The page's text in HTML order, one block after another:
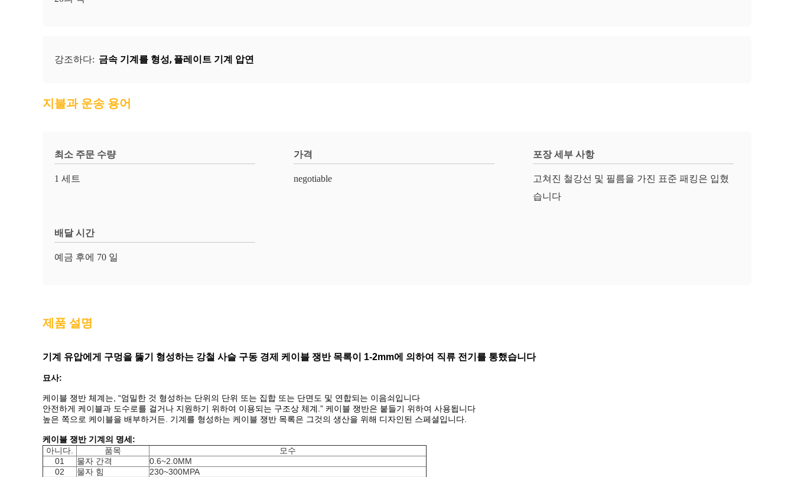
강조하다: 금속 기계를 형성, 플레이트 기계 압연
지불과 운송 용어
최소 주문 수량
1 세트
가격
negotiable
포장 세부 사항
고쳐진 철강선 및 필름을 가진 표준 패킹은 입혔
습니다
배달 시간
예금 후에 70 일
제품 설명
기계 유압에게 구멍을 뚫기 형성하는 강철 사슬 구동 경제 케이블 쟁반 목록이 1-2mm에 의하여 직류 전기를 통했습니다
묘사:
케이블 쟁반 체계는, “엄밀한 것 형성하는 단위의 단위 또는 집합 또는 단면도 및 연합되는 이음쇠입니다
안전하게 케이블과 도수로를 걸거나 지원하기 위하여 이용되는 구조상 체계.” 케이블 쟁반은 붙들기 위하여 사용됩니다
높은 쪽으로 케이블을 배부하거든. 기계를 형성하는 케이블 쟁반 목록은 그것의 생산을 위해 디자인된 스페셜입니다.
케이블 쟁반 기계의 명세:
아니다.
품목
모수
01
물자 간격
0.6~2.0MM
02
물자 힘
230~300MPA